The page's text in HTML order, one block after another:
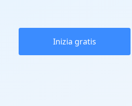
Inizia gratis